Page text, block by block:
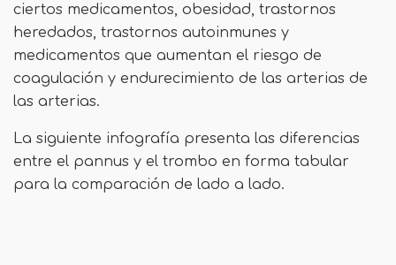
ciertos medicamentos, obesidad, trastornos
heredados, trastornos autoinmunes y
medicamentos que aumentan el riesgo de
coagulación y endurecimiento de las arterias de
las arterias.
La siguiente infografía presenta las diferencias
entre el pannus y el trombo en forma tabular
para la comparación de lado a lado.